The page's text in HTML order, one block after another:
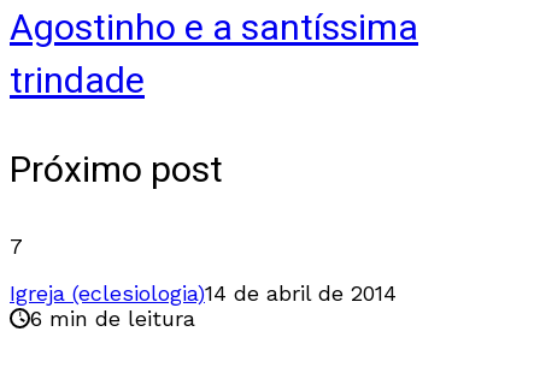
Agostinho e a santíssima
trindade
Próximo post
7
Igreja (eclesiologia)14 de abril de 2014
6 min de leitura